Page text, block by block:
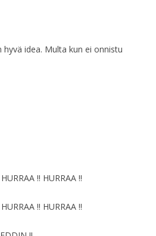
hyvä idea. Multa kun ei onnistu
!! HURRAA !!
!! HURRAA !!